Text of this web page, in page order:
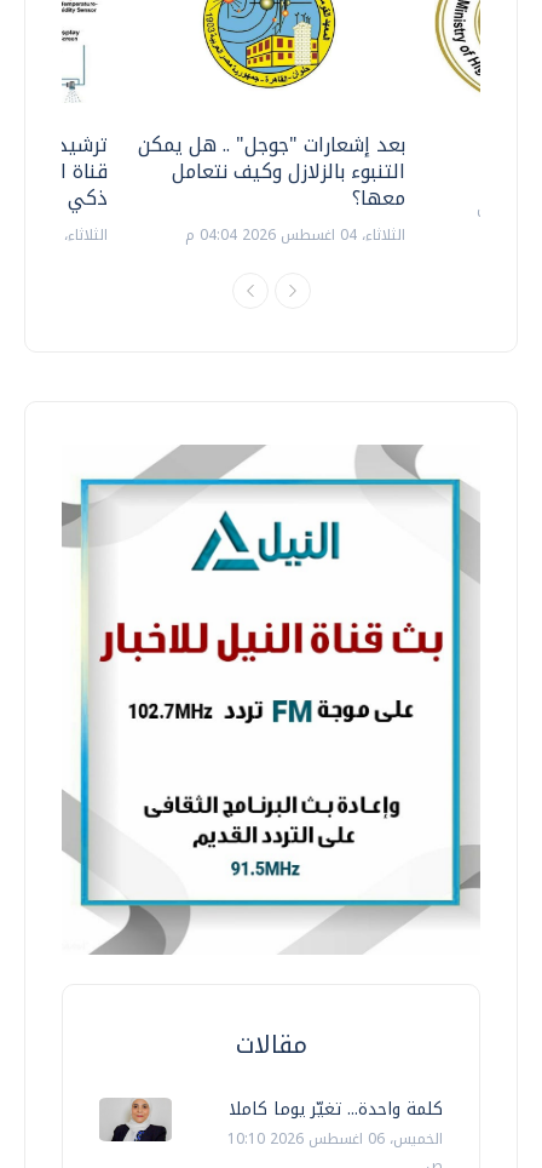
ترشيدا
قناة
ذكي
الثلاثاء، 14 يوليو 2026 06:11 م
بعد إشعارات "جوجل" .. هل يمكن
التنبوء بالزلازل وكيف نتعامل
معها؟
الثلاثاء، 04 اغسطس 2026 04:04 م
مقالات
كلمة واحدة... تغيّر يوما كاملا
الخميس، 06 اغسطس 2026 10:10